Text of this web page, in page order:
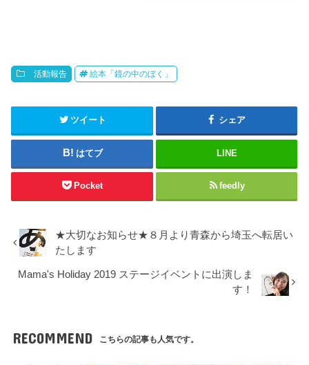
活動報告 絵本「鏡の中のぼく」
ツイート シェア
はてブ LINE
Pocket feedly
★大切なお知らせ★８月より青森から埼玉へ転居い
たします
Mama's Holiday 2019 ステージイベントに出演しま
す！
RECOMMEND こちらの記事も人気です。